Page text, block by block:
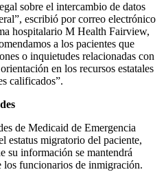
sobre el intercambio de datos
escribió por correo electrónico
hospitalario M Health Fairview,
a los pacientes que
o inquietudes relacionadas con
en los recursos estatales
calificados”.
de Medicaid de Emergencia
estatus migratorio del paciente,
su información se mantendrá
los funcionarios de inmigración.